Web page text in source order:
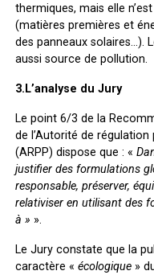
thermiques, mais elle
(matières premières et
des panneaux solaires…).
aussi source de pollution.
3.L’analyse du Jury
Le point 6/3 de la
de l’Autorité de
(ARPP) dispose que : «
justifier des formulations
responsable, préserver,
relativiser en utilisant des
à » ».
Le Jury constate que la
caractère « écologique »